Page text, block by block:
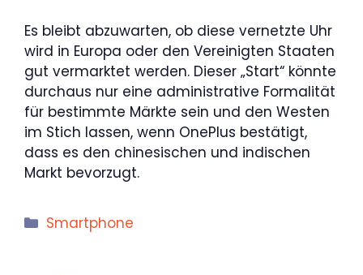
Es bleibt abzuwarten, ob diese vernetzte Uhr
wird in Europa oder den Vereinigten Staaten
gut vermarktet werden. Dieser „Start“ könnte
durchaus nur eine administrative Formalität
für bestimmte Märkte sein und den Westen
im Stich lassen, wenn OnePlus bestätigt,
dass es den chinesischen und indischen
Markt bevorzugt.
Kategorien
Smartphone